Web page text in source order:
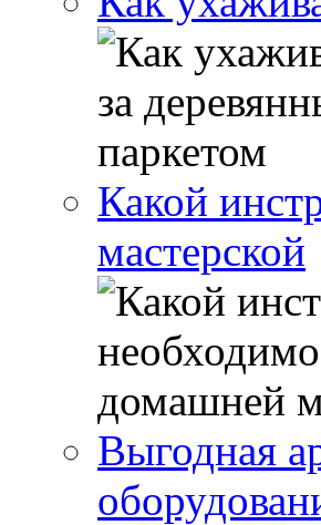
Какой
мастерской
Выгодная